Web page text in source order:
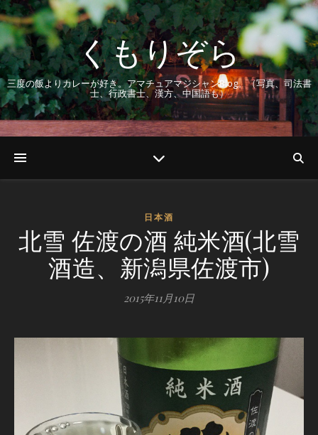
くもりぞら
三度の飯よりカレーが好き。アマチュアマジシャンBlog。（写真、司法書
士、行政書士、漢方、中国語も）
日本酒
北雪 佐渡の酒 純米酒(北雪
酒造、新潟県佐渡市)
2015年11月10日